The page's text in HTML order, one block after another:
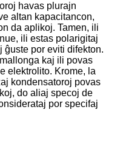
havas plurajn
altan kapacitancon,
da aplikoj. Tamen, ili
ili estas polarigitaj
ĝuste por eviti difekton.
kaj ili povas
elektrolito. Krome, la
kondensatoroj povas
do aliaj specoj de
por specifaj